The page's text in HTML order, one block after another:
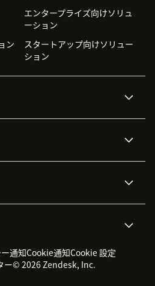
エンタープライズ向けソリュ
ーション
ン
スタートアップ向けソリュー
ション
と
ナレッジベース
カスタマーポータル
イベント情報
インクルージョン＆ビロンギ
Zendesk Foundation
製品のアップデート情報
ヘルプデスク向けチケット管
通知Cookie通知Cookie 設定
ー© 2026 Zendesk, Inc.